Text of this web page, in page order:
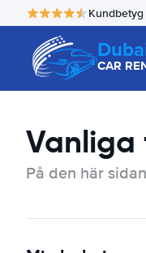
Kundbetyg
CAR
Vanliga
På den här